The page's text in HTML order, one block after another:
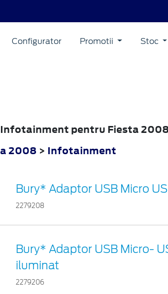
Configurator Promotii Stoc
Infotainment pentru Fiesta
2008 > Infotainment
Bury* Adaptor USB Micro
2279208
Bury* Adaptor USB Micro-
iluminat
2279206